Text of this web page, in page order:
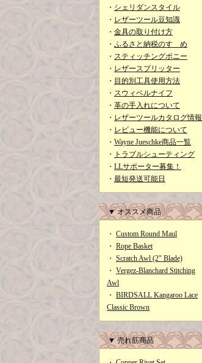
・ シェリダンスタイル
・ レザーツール豆知識
・ 金具の取り付け方
・ ふるさと納税のすゝめ
・ スティッチングポニー
・ レザースプリッター
・ 目的別工具使用方法
・ スウィベルナイフ
・ 革の手入れについて
・ レザーツールカタログ情報
・ レビュー機能について
・ Wayne Jueschke商品一覧
・
トラブルシューティング
・ LLサポーター募集！
・ 最短発送可能日
▼ オススメ商品
・ Custom Round Maul
・ Rope Basket
・ Scratch Awl (2" Blade)
・ Vergez-Blanchard Stitching
Awl
・ BIRDSALL Kangaroo Lace
Classic Brown
▼ 売れ筋商品